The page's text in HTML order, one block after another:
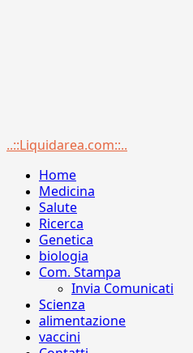
Menu
..::Liquidarea.com::..
Home
Medicina
Salute
Ricerca
Genetica
biologia
Com. Stampa
Invia Comunicati
Scienza
alimentazione
vaccini